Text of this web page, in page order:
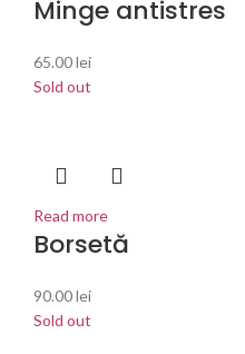
Minge antistres
65.00lei
Sold out
Read more
Borsetă
90.00lei
Sold out